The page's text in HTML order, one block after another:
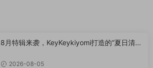
8月特辑来袭，KeyKeykiyomi打造的“夏日清凉
2026-08-05